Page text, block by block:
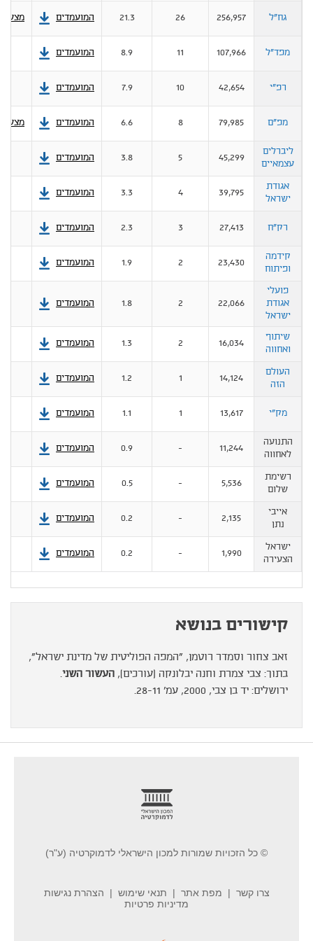
גח"ל 256,957
26
21.3 המועמדים מצע
מפד"ל 107,966
11
8.9 המועמדים
רפ"י 42,654
10
7.9 המועמדים
מפ"ם 79,985
8
6.6 המועמדים מצע
ליברלים
עצמאיים
45,299
5
3.8 המועמדים
אגודת
ישראל
39,795
4
3.3 המועמדים
רק"ח 27,413
3
2.3 המועמדים
קידמה
ופיתוח
23,430
2
1.9 המועמדים
פועלי
אגודת
ישראל
22,066
2
1.8 המועמדים
שיתוף
ואחווה
16,034
2
1.3 המועמדים
העולם
הזה
14,124
1
1.2 המועמדים
מק"י 13,617
1
1.1 המועמדים
התנועה
לאחווה
11,244
-
0.9 המועמדים
רשימת
שלום
5,536
-
0.5 המועמדים
אייבי
נתן
2,135
-
0.2 המועמדים
ישראל
הצעירה
1,990
-
0.2 המועמדים
קישורים בנושא
זאב צחור וסמדר רוטמן, "המפה הפוליטית של מדינת ישראל",
בתוך: צבי צמרת וחנה יבלונקה (עורכים), העשור השני.
ירושלים: יד בן צבי, 2000, עמ' 28-11.
© כל הזכויות שמורות למכון הישראלי לדמוקרטיה (ע"ר)
צרו קשר מפת אתר תנאי שימוש
הצהרת נגישות
מדיניות פרטיות